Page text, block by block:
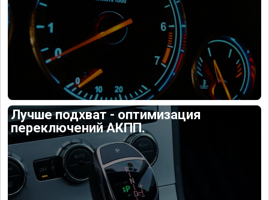
Лучше подхват - оптимизация
переключений АКПП.